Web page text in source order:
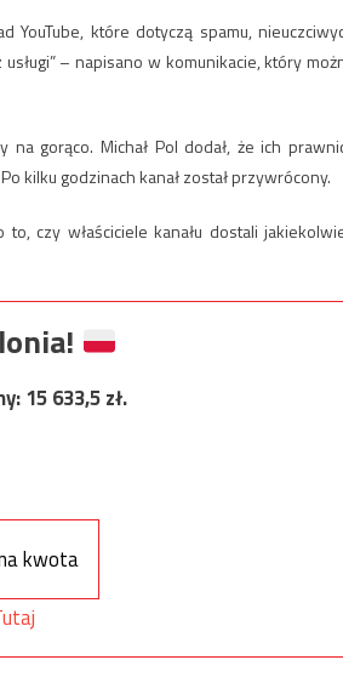
które dotyczą spamu,
– napisano w komunikacie, który
gorąco. Michał Pol dodał, że ich
kilku godzinach kanał został przywrócony.
czy właściciele kanału dostali
15 633,5zł.
kwota